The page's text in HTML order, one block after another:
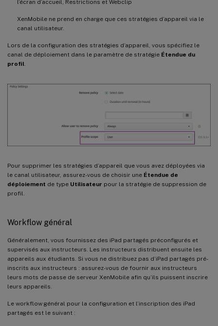
l’écran d’accueil, Restrictions et Webclip
XenMobile ne prend en charge que ces stratégies d’appareil via le
canal utilisateur.
Lors de la configuration des stratégies d’appareil, vous spécifiez le
canal de déploiement dans le paramètre de stratégie Étendue du
profil
Pour supprimer les stratégies d’appareil que vous avez déployées via
le canal utilisateur, assurez-vous de choisir une Étendue de
déploiement de type Utilisateur pour la stratégie de suppression de
profil.
Workflow général
Généralement, vous fournissez des iPad partagés préconfigurés et
supervisés aux instructeurs. Les instructeurs distribuent ensuite les
appareils aux étudiants. Si vous ne distribuez pas d’iPad partagés pré-
inscrits aux instructeurs : assurez-vous de fournir aux instructeurs
leurs mots de passe de serveur XenMobile afin qu’ils puissent inscrire
leurs appareils.
Le workflow général pour la configuration et l’inscription des iPad
partagés est le suivant :